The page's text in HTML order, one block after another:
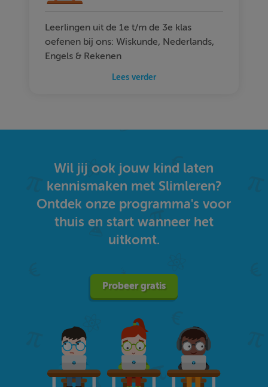
Leerlingen uit de 1e t/m de 3e klas
oefenen bij ons: Wiskunde, Nederlands,
Engels & Rekenen
Lees verder
Wil jij ook jouw kind laten
kennismaken met Slimleren?
Ontdek onze programma's voor
thuis en start wanneer het
uitkomt.
Probeer gratis